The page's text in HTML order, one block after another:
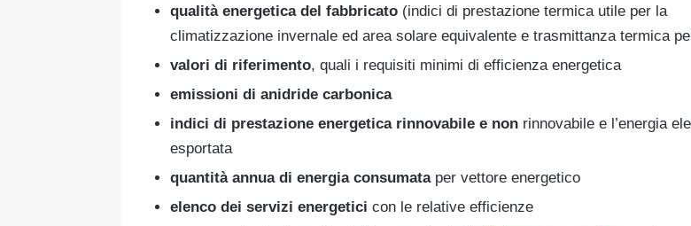
qualità energetica del fabbricato (indici di prestazione termica utile per la
climatizzazione invernale ed area solare equivalente e trasmittanza termica
valori di riferimento, quali i requisiti minimi di efficienza energetica
emissioni di anidride carbonica
indici di prestazione energetica rinnovabile e non rinnovabile e l’energia
esportata
quantità annua di energia consumataper vettore energetico
elenco dei servizi energetici con le relative efficienze